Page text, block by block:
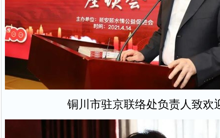
铜川市驻京联络处负责人致欢